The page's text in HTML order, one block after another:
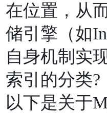
在位置，从
储引擎（如
⾃⾝机制实
索引的分类?
以下是关于